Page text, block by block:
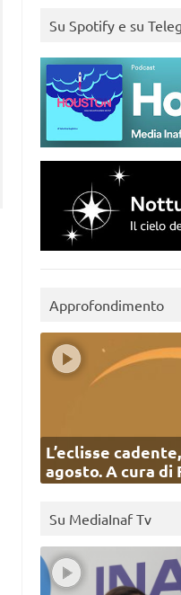
Su Spotify e su
Approfondimento
L’eclisse
agosto. A cura di
Su MediaInaf Tv